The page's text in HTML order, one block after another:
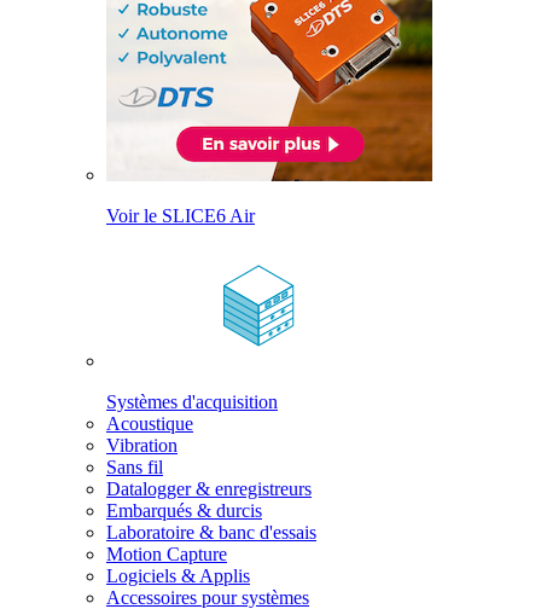
Voir le SLICE6 Air
Systèmes d'acquisition
Acoustique
Vibration
Sans fil
Datalogger & enregistreurs
Embarqués & durcis
Laboratoire & banc d'essais
Motion Capture
Logiciels & Applis
Accessoires pour systèmes